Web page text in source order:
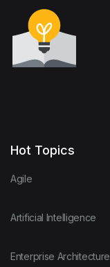
Hot Topics
Agile
Artificial Intelligence
Enterprise Architecture